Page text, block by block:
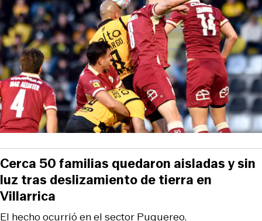
El hecho ocurrió en el sector Puquereo.
Cerca 50 familias quedaron aisladas y sin
luz tras deslizamiento de tierra en
Villarrica